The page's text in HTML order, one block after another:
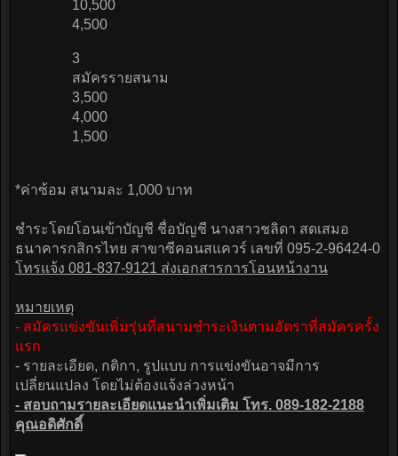
10,500
4,500
3
สมัครรายสนาม
3,500
4,000
1,500
*ค่าซ้อม สนามละ 1,000 บาท
ชำระโดยโอนเข้าบัญชี ชื่อบัญชี นางสาวชลิดา สดเสมอ
ธนาคารกสิกรไทย สาขาซีคอนสแควร์ เลขที่ 095-2-96424-0
โทรแจ้ง 081-837-9121 ส่งเอกสารการโอนหน้างาน
หมายเหตุ
- สมัครแข่งขันเพิ่มรุ่นที่สนามชำระเงินตามอัตราที่สมัครครั้ง
แรก
- รายละเอียด, กติกา, รูปแบบ การแข่งขันอาจมีการ
เปลี่ยนแปลง โดยไม่ต้องแจ้งล่วงหน้า
- สอบถามรายละเอียดแนะนำเพิ่มเติม โทร. 089-182-2188
คุณอดิศักดิ์